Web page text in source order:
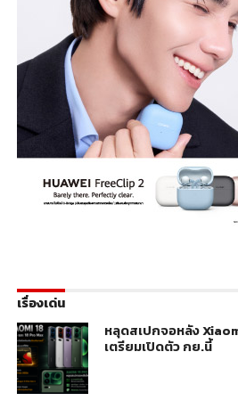
เรื่องเด่น
หลุดสเปกจอหลัง
เตรียมเปิดตัว กย.นี้